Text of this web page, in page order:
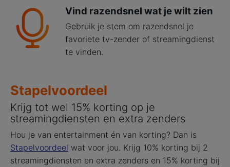
Vind razendsnel wat je wilt zien
Gebruik je stem om razendsnel je
favoriete tv-zender of streamingdienst
te vinden.
Stapelvoordeel
Krijg tot wel 15% korting op je
streamingdiensten en extra zenders
Hou je van entertainment én van korting? Dan is
Stapelvoordeel wat voor jou. Krijg 10% korting bij 2
streamingdiensten en extra zenders en 15% korting bij